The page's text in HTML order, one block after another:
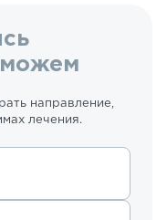
направление,
лечения.